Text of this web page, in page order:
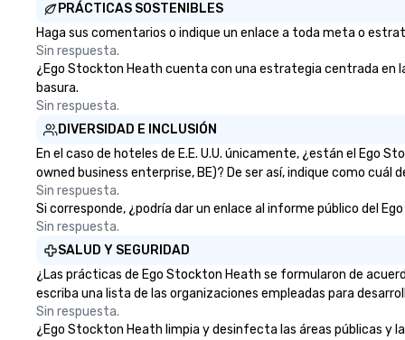
PRÁCTICAS SOSTENIBLES
Haga sus comentarios o indique un enlace a toda meta o
Sin respuesta.
¿Ego Stockton Heath cuenta con una estrategia centrada en
basura.
Sin respuesta.
DIVERSIDAD E INCLUSIÓN
En el caso de hoteles de E.E. U.U. únicamente, ¿están el Ego
owned business enterprise, BE)? De ser así, indique como
Sin respuesta.
Si corresponde, ¿podría dar un enlace al informe público del
Sin respuesta.
SALUD Y SEGURIDAD
¿Las prácticas de Ego Stockton Heath se formularon de
escriba una lista de las organizaciones empleadas para
Sin respuesta.
¿Ego Stockton Heath limpia y desinfecta las áreas públicas y